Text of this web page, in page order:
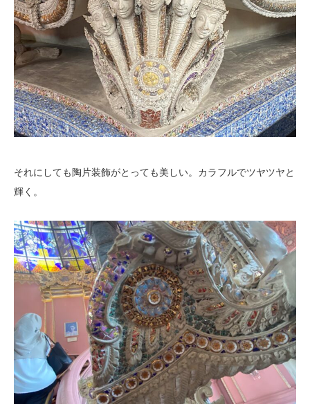
それにしても陶片装飾がとっても美しい。カラフルでツヤツヤと
輝く。